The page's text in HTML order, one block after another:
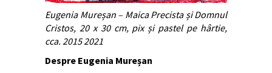
Eugenia Mureșan – Maica Precista și Domnul
Cristos, 20 x 30 cm, pix și pastel pe hârtie,
cca. 2015 2021
Despre Eugenia Mureșan